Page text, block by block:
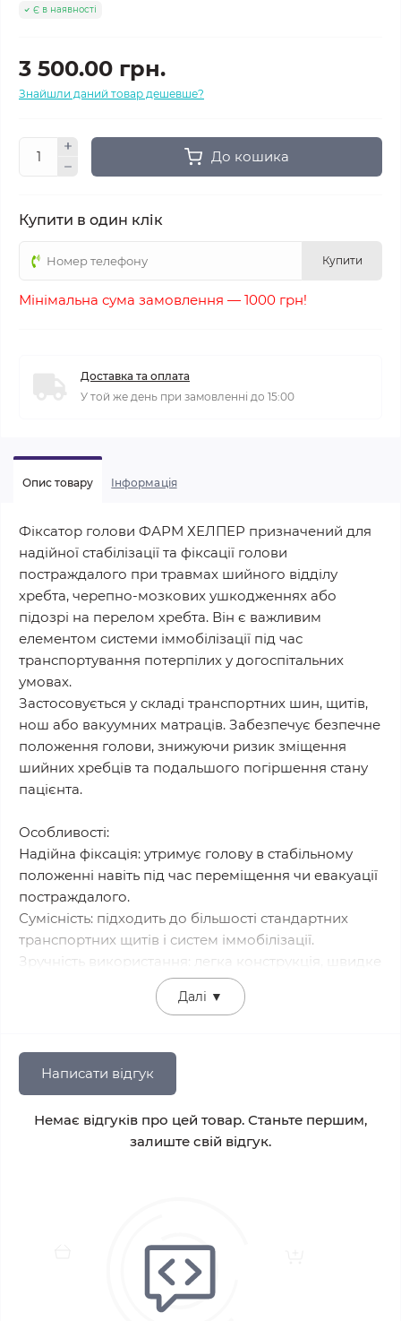
Є в наявності
3 500.00 грн.
Знайшли даний товар дешевше?
До кошика
Купити в один клік
Купити
Мінімальна сума замовлення — 1000 грн!
Доставка та оплата
У той же день при замовленні до 15:00
Опис товару Iнформація
Фіксатор голови ФАРМ ХЕЛПЕР призначений для
надійної стабілізації та фіксації голови
постраждалого при травмах шийного відділу
хребта, черепно-мозкових ушкодженнях або
підозрі на перелом хребта. Він є важливим
елементом системи іммобілізації під час
транспортування потерпілих у догоспітальних
умовах.
Застосовується у складі транспортних шин, щитів,
нош або вакуумних матраців. Забезпечує безпечне
положення голови, знижуючи ризик зміщення
шийних хребців та подальшого погіршення стану
пацієнта.
Особливості:
Надійна фіксація: утримує голову в стабільному
положенні навіть під час переміщення чи евакуації
постраждалого.
Сумісність: підходить до більшості стандартних
транспортних щитів і систем іммобілізації.
Зручність використання: легка конструкція, швидке
встановлення та зняття без додаткових
засобами.
Комфорт для пацієнта: м’які внутрішні поверхні
запобігають натиранню та тиску на шкіру.
Переваги фіксатора ФАРМ ХЕЛПЕР:
Стійкий до механічних впливів і перепадів
Простий у догляді, довговічний і багаторазового
Далі ▼
Написати відгук
Немає відгуків про цей товар. Станьте першим,
залиште свій відгук.